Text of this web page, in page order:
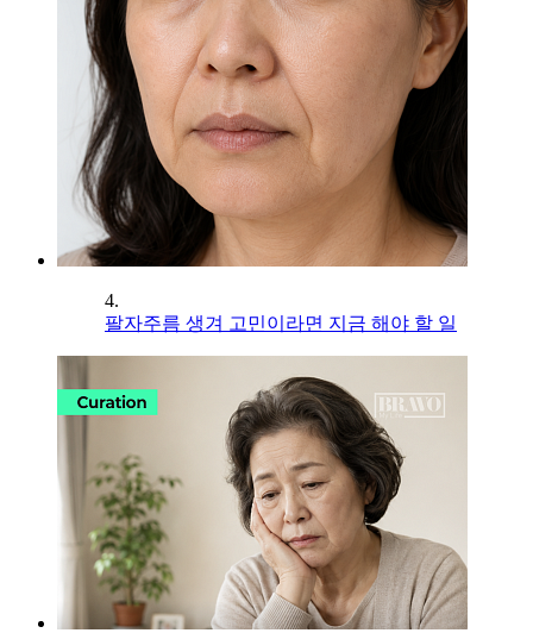
4.
팔자주름 생겨 고민이라면 지금 해야 할 일